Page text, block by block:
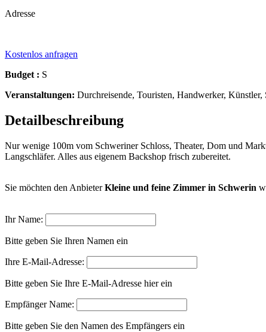
Adresse
Kostenlos anfragen
Budget : S
Veranstaltungen: Durchreisende, Touristen, Handwerker,
Detailbeschreibung
Nur wenige 100m vom Schweriner Schloss, Theater, Dom und
Langschläfer. Alles aus eigenem Backshop frisch zubereitet.
Sie möchten den AnbieterKleine und feine Zimmer in Schwerin
Ihr Name:
Bitte geben Sie Ihren Namen ein
Ihre E-Mail-Adresse:
Bitte geben Sie Ihre E-Mail-Adresse hier ein
Empfänger Name:
Bitte geben Sie den Namen des Empfängers ein